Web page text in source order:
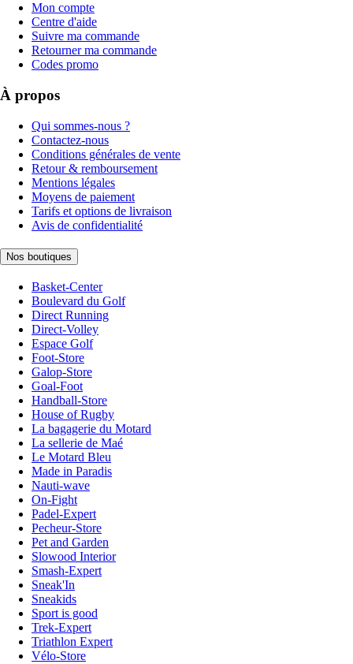
Mon compte
Centre d'aide
Suivre ma commande
Retourner ma commande
Codes promo
À propos
Qui sommes-nous ?
Contactez-nous
Conditions générales de vente
Retour & remboursement
Mentions légales
Moyens de paiement
Tarifs et options de livraison
Avis de confidentialité
Nos boutiques
Basket-Center
Boulevard du Golf
Direct Running
Direct-Volley
Espace Golf
Foot-Store
Galop-Store
Goal-Foot
Handball-Store
House of Rugby
La bagagerie du Motard
La sellerie de Maé
Le Motard Bleu
Made in Paradis
Nauti-wave
On-Fight
Padel-Expert
Pecheur-Store
Pet and Garden
Slowood Interior
Smash-Expert
Sneak'In
Sneakids
Sport is good
Trek-Expert
Triathlon Expert
Vélo-Store